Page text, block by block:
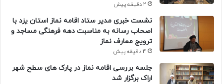
2 دقیقه پیش
نشست خبری مدیر ستاد اقامه نماز استان یزد با
اصحاب رسانه به مناسبت دهه فرهنگی مساجد و
ترویج معارف نماز
4 دقیقه پیش
جلسه بررسی اقامه نماز در پارک های سطح شهر
اراک برگزار شد